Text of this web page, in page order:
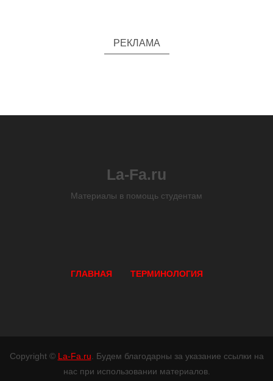
РЕКЛАМА
La-Fa.ru
Материалы в помощь студентам
ГЛАВНАЯ ТЕРМИНОЛОГИЯ
Copyright © La-Fa.ru . Будем благодарны за указание ссылки на
нас при использовании материалов.